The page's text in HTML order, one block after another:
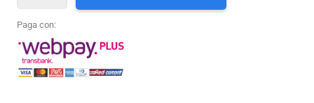
N°
7440
GOLFO
Paga con: